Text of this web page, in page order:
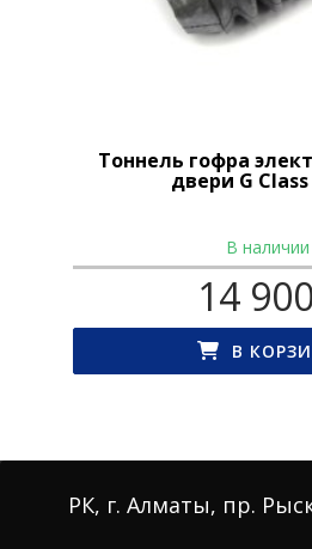
Тоннель гофра
двери G Class
В наличии
14 900
В
РК, г. Алматы, пр.